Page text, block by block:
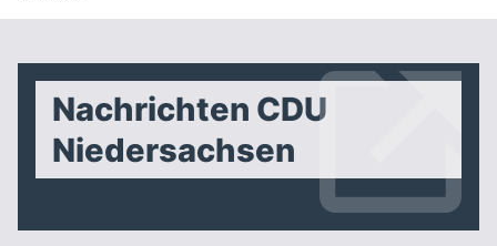
Nachrichten CDU
Niedersachsen